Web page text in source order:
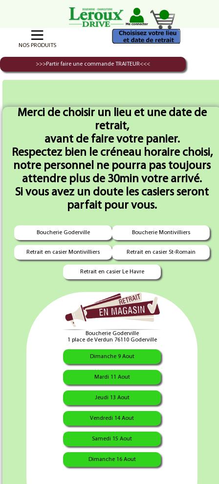
NOS PRODUITS
>>>Partir faire une commande TRAITEUR<<<
Merci de choisir un lieu et une date de
retrait,
avant de faire votre panier.
Respectez bien le créneau horaire choisi,
notre personnel ne pourra pas toujours
attendre plus de 30min votre arrivé.
Si vous avez un doute les casiers seront
parfait pour vous.
Boucherie Goderville Boucherie Montivilliers
Retrait en casier Montivilliers Retrait en casier St-Romain
Retrait en casier Le Havre
Boucherie Goderville
1 place de Verdun 76110 Goderville
Dimanche 9 Aout
Mardi 11 Aout
Jeudi 13 Aout
Vendredi 14 Aout
Samedi 15 Aout
Dimanche 16 Aout
Buffet Froid Vrac
"Buffet Froid en Vrac 10 personnes"
Tranche de Roulades Pistache Maison X 10
Tranche de Rosette X 10
Tranche de saucisson à l'ail Maison X 10
Cornichons x200g
Rôti porc Braisé X10 Tr